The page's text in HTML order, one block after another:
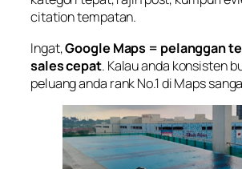
citation tempatan.
Ingat,Google Maps = pelanggan
sales cepat. Kalau anda konsisten
peluang anda rank No.1 di Maps